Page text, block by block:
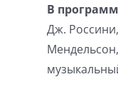
В
Дж.